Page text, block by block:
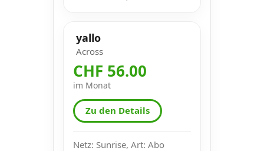
yallo
Across
CHF 56.00
im Monat
Zu den Details
Netz: Sunrise, Art: Abo